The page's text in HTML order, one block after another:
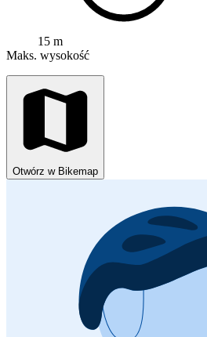
15 m
Maks. wysokość
Otwórz w Bikemap